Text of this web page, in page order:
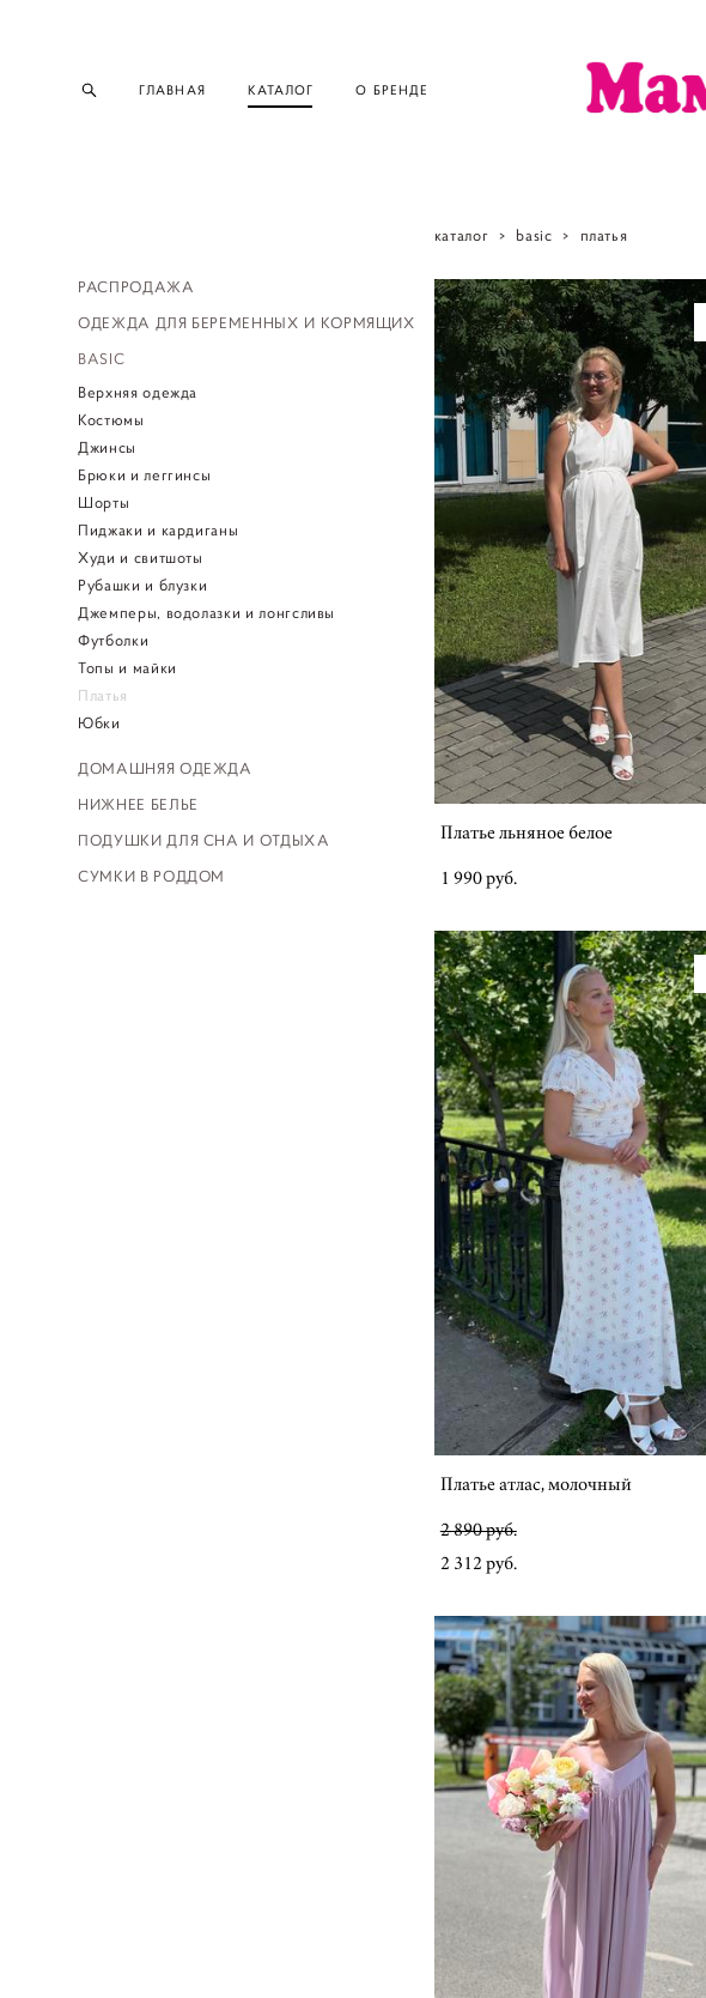
ГЛАВНАЯ КАТАЛОГ О БРЕНДЕ
РАСПРОДАЖА
ОДЕЖДА ДЛЯ БЕРЕМЕННЫХ И КОРМЯЩИХ
BASIC
Верхняя одежда
Костюмы
Джинсы
Брюки и леггинсы
Шорты
Пиджаки и кардиганы
Худи и свитшоты
Рубашки и блузки
Джемперы, водолазки и лонгсливы
Футболки
Топы и майки
Платья
Юбки
ДОМАШНЯЯ ОДЕЖДА
НИЖНЕЕ БЕЛЬЕ
ПОДУШКИ ДЛЯ СНА И ОТДЫХА
СУМКИ В РОДДОМ
каталог > basic > платья
Платье льняное белое
1 990 pуб.
Платье атлас, молочный
2 890 pуб.
2 312 pуб.